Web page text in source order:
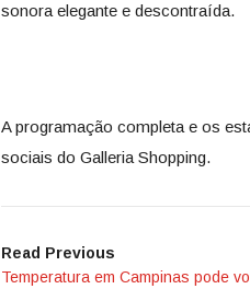
sonora elegante e descontraída.
A programação completa e os
sociais do Galleria Shopping.
Read Previous
Temperatura em Campinas pode